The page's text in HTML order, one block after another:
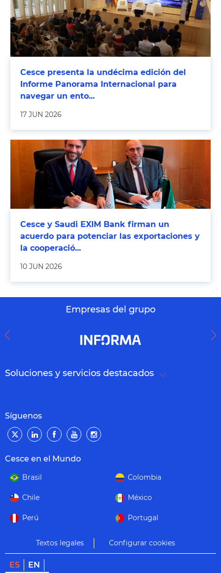
Cesce presenta la undécima edición del
Informe Panorama Internacional para
navegar un ento...
17 JUN 2026
Cesce y Saudi EXIM Bank firman un
acuerdo para potenciar las exportaciones y
la cooperació...
10 JUN 2026
Empresas del grupo
Soluciones y servicios destacados
Síguenos
Cesce en el Mundo
Brasil Colombia
Chile México
Perú Portugal
Textos legales Configurar cookies
ES EN